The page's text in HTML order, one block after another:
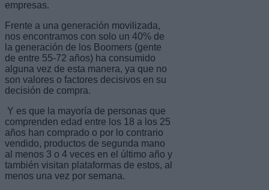
empresas.
Frente a una generación movilizada,
nos encontramos con solo un 40% de
la generación de los Boomers (gente
de entre 55-72 años) ha consumido
alguna vez de esta manera, ya que no
son valores o factores decisivos en su
decisión de compra.
Y es que la mayoría de personas que
comprenden edad entre los 18 a los 25
años han comprado o por lo contrario
vendido, productos de segunda mano
al menos 3 o 4 veces en el último año y
también visitan plataformas de estos, al
menos una vez por semana.